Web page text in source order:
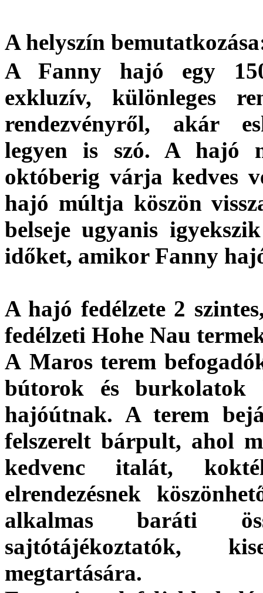
A helyszín
A Fanny hajó egy
exkluzív, különleges
rendezvényről, akár
legyen is szó. A hajó
októberig várja kedves
hajó múltja köszön
belseje ugyanis
időket, amikor Fanny
A hajó fedélzete 2
fedélzeti Hohe Nau
A Maros terem
bútorok és burkolatok
hajóútnak. A terem
felszerelt bárpult, ahol
kedvenc italát,
elrendezésnek
alkalmas baráti
sajtótájékoztatók,
megtartására.